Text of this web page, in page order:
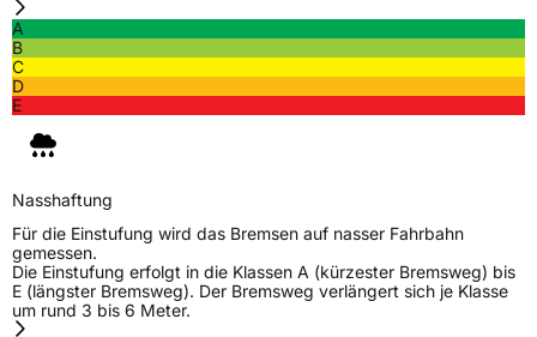
A
B
C
D
E
Nasshaftung
Für die Einstufung wird das Bremsen auf nasser Fahrbahn
gemessen.
Die Einstufung erfolgt in die Klassen A (kürzester Bremsweg) bis
E (längster Bremsweg). Der Bremsweg verlängert sich je Klasse
um rund 3 bis 6 Meter.